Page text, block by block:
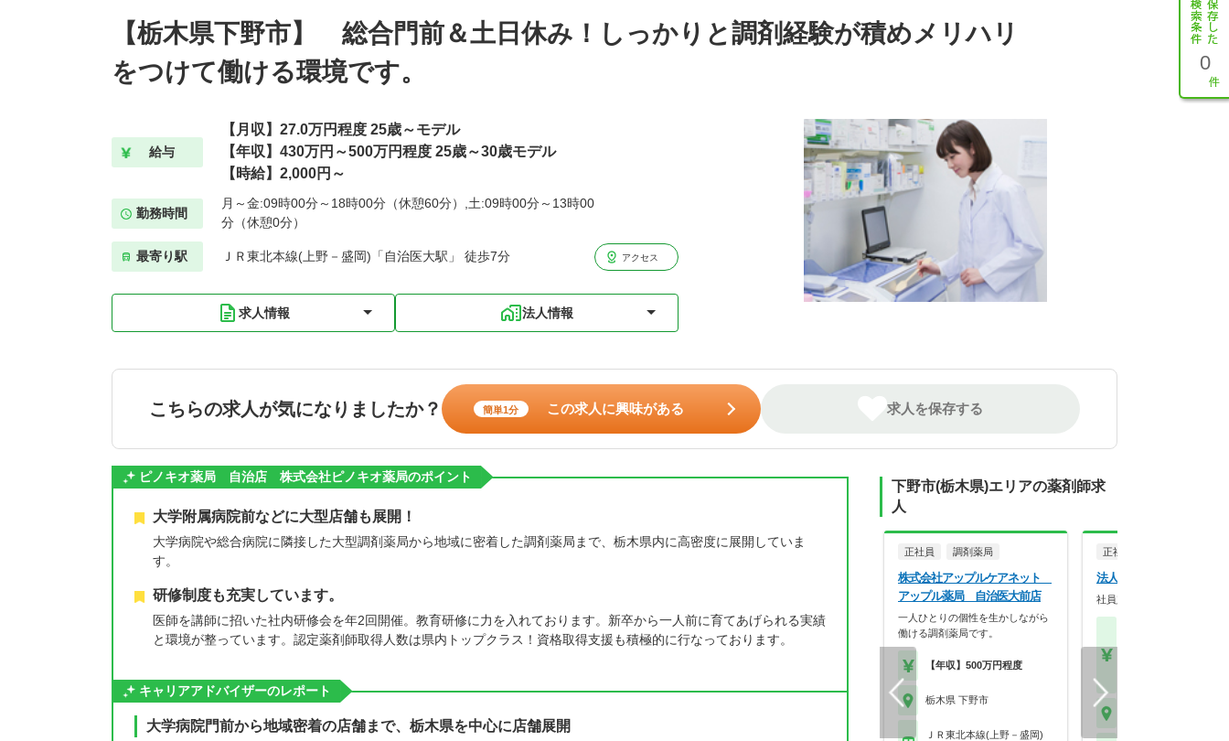
0
【栃木県下野市】 総合門前＆土日休み！しっかりと調剤経験が積めメリハリ
をつけて働ける環境です。
給与
【月収】27.0万円程度 25歳～モデル
【年収】430万円～500万円程度 25歳～30歳モデル
【時給】2,000円～
勤務時間
月～金:09時00分～18時00分（休憩60分）,土:09時00分～13時00
分（休憩0分）
最寄り駅 ＪＲ東北本線(上野－盛岡)「自治医大駅」 徒歩7分 アクセス
求人情報 法人情報
こちらの求人が気になりましたか？ 簡単1分 この求人に興味がある 求人を保存する
ピノキオ薬局 自治店 株式会社ピノキオ薬局のポイント
大学附属病院前などに大型店舗も展開！
大学病院や総合病院に隣接した大型調剤薬局から地域に密着した調剤薬局まで、栃木県内に高密度に展開していま
す。
研修制度も充実しています。
医師を講師に招いた社内研修会を年2回開催。教育研修に力を入れております。新卒から一人前に育てあげられる実績
と環境が整っています。認定薬剤師取得人数は県内トップクラス！資格取得支援も積極的に行なっております。
キャリアアドバイザーのレポート
大学病院門前から地域密着の店舗まで、栃木県を中心に店舗展開
下野市(栃木県)エリアの薬剤師求
人
正社員 調剤薬局
株式会社アップルケアネット
アップル薬局 自治医大前店
一人ひとりの個性を生かしながら
働ける調剤薬局です。
【年収】500万円程度
栃木県 下野市
ＪＲ東北本線(上野－盛岡)
正社員
法人名非公開
社員定着率の良い薬局です。